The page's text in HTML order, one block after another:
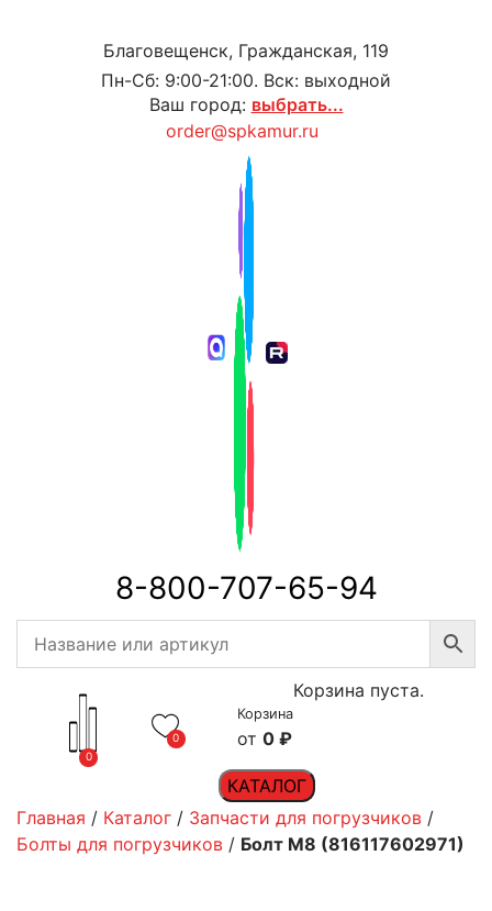
Благовещенск, Гражданская, 119
Пн-Сб: 9:00-21:00. Вск: выходной
Ваш город: выбрать...
order@spkamur.ru
8-800-707-65-94
0
0
Корзина
0 ₽
Корзина пуста.
КАТАЛОГ
Главная / Каталог / Запчасти для погрузчиков /
Болты для погрузчиков / Болт M8 (816117602971)